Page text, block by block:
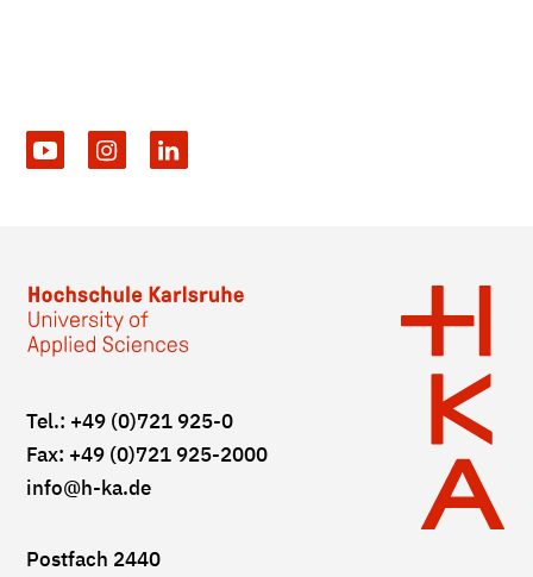
Tel.: +49 (0)721 925-0
Fax: +49 (0)721 925-2000
info@h-ka.de
Postfach 2440